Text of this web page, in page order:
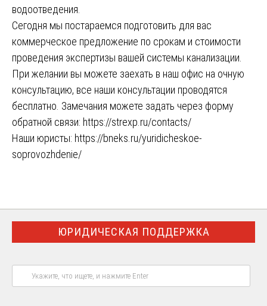
водоотведения.
Сегодня мы постараемся подготовить для вас
коммерческое предложение по срокам и стоимости
проведения экспертизы вашей системы канализации.
При желании вы можете заехать в наш офис на очную
консультацию, все наши консультации проводятся
бесплатно. Замечания можете задать через форму
обратной связи: https://strexp.ru/contacts/
Наши юристы: https://bneks.ru/yuridicheskoe-
soprovozhdenie/
ЮРИДИЧЕСКАЯ ПОДДЕРЖКА